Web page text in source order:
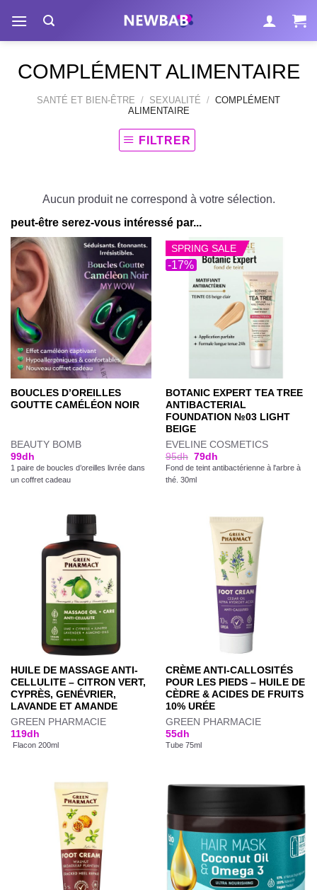
contenu
COMPLÉMENT ALIMENTAIRE
SANTÉ ET BIEN-ÊTRE / SEXUALITÉ / COMPLÉMENT
ALIMENTAIRE
FILTRER
Aucun produit ne correspond à votre sélection.
peut-être serez-vous intéressé par...
BOUCLES D’OREILLES
GOUTTE CAMÉLÉON NOIR
BEAUTY BOMB
99dh
1 paire de boucles d’oreilles livrée dans
un coffret cadeau
-17%
SPRING SALE
BOTANIC EXPERT TEA TREE
ANTIBACTERIAL
FOUNDATION №03 LIGHT
BEIGE
EVELINE COSMETICS
95dh 79dh
Fond de teint antibactérienne à l'arbre à
thé. 30ml
HUILE DE MASSAGE ANTI-
CELLULITE – CITRON VERT,
CYPRÈS, GENÉVRIER,
LAVANDE ET AMANDE
GREEN PHARMACIE
119dh
Flacon 200ml
CRÈME ANTI-CALLOSITÉS
POUR LES PIEDS – HUILE DE
CÈDRE & ACIDES DE FRUITS
10% URÉE
GREEN PHARMACIE
55dh
Tube 75ml